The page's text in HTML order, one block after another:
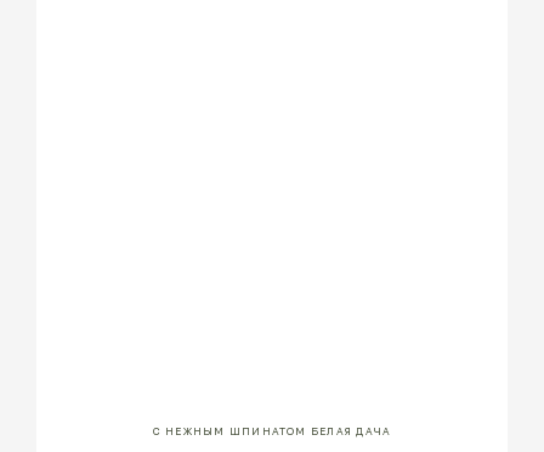
С НЕЖНЫМ ШПИНАТОМ БЕЛАЯ ДАЧА